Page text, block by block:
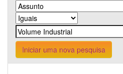
Iniciar uma nova pesquisa